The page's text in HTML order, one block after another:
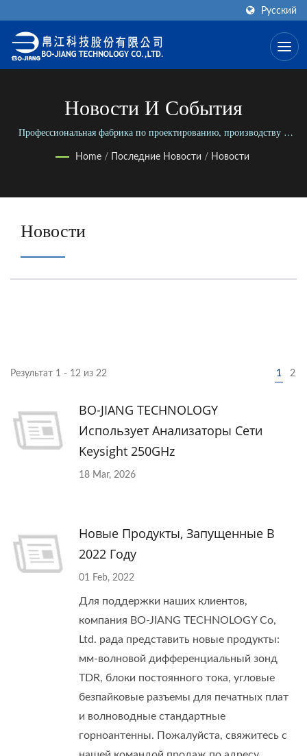
Русский
Новости И События
Профессиональная фабрика по проектированию, производству и
Home / Последние Новости / Новости
Новости
Результат 1 - 12 из 22 1 2
BO-JIANG TECHNOLOGY
Использует Анализаторы Сети
Keysight 250GHz
18 Mar, 2026
Новые Продукты, Запущенные В
2022 Году
01 Feb, 2022
Для поддержки наших клиентов,
компания BO-JIANG TECHNOLOGY Co,
Ltd. рада представить новые продукты:
мм-волновой дифференциальный зонд
TDR, блоки постоянного тока, угловые
безпайковые разъемы для печатных плат
и волноводные стандартные
горноантенны. Пожалуйста, свяжитесь с